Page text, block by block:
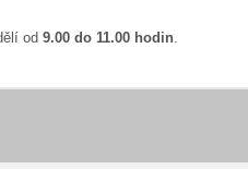
od 9.00 do 11.00 hodin